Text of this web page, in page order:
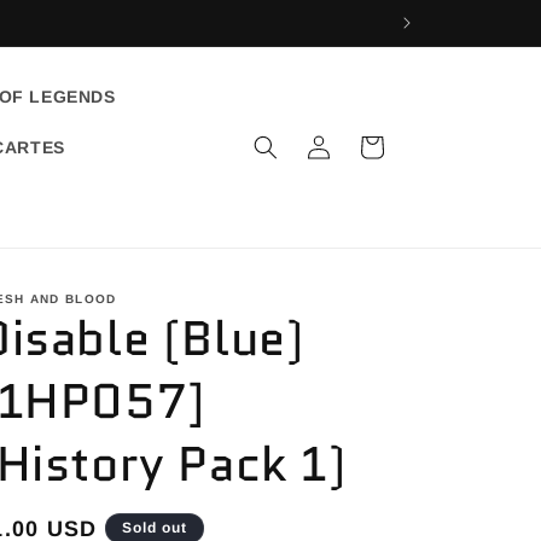
LEGENDS
in
Cart
AND BLOOD
(Blue)
Pack 1)
USD Sold out